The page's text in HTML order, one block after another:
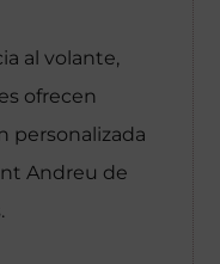
al volante,
ofrecen
personalizada
Andreu de